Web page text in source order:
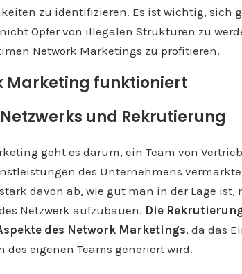
zu identifizieren. Es ist wichtig, sich
Opfer von illegalen Strukturen zu
Network Marketings zu profitieren.
Marketing funktioniert
und Rekrutierung
geht es darum, ein Team von
des Unternehmens
davon ab, wie gut man in der Lage ist,
Netzwerk aufzubauen. Die
des Network Marketings, da das
des eigenen Teams generiert wird.